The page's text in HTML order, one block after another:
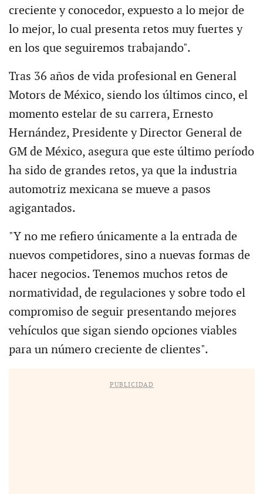
creciente y conocedor, expuesto a lo mejor de
lo mejor, lo cual presenta retos muy fuertes y
en los que seguiremos trabajando".
Tras 36 años de vida profesional en General
Motors de México, siendo los últimos cinco, el
momento estelar de su carrera, Ernesto
Hernández, Presidente y Director General de
GM de México, asegura que este último período
ha sido de grandes retos, ya que la industria
automotriz mexicana se mueve a pasos
agigantados.
"Y no me refiero únicamente a la entrada de
nuevos competidores, sino a nuevas formas de
hacer negocios. Tenemos muchos retos de
normatividad, de regulaciones y sobre todo el
compromiso de seguir presentando mejores
vehículos que sigan siendo opciones viables
para un número creciente de clientes".
PUBLICIDAD